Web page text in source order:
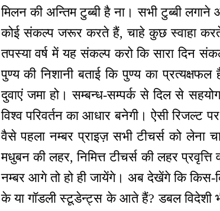
मिलन की अन्तिम टुब्बी है ना। सभी टुब्बी
कोई संकल्प जरूर करते हैं, चाहे कुछ स्वाहा
तपस्या वर्ष में यह संकल्प करो कि सारा दिन
पुण्य की निशानी बताई कि पुण्य का
दुवाएं जमा हो। सम्बन्ध-सम्पर्क से दिल से
विश्व परिवर्तन का आधार बनेगी। ऐसी रिजल्ट
वैसे पहला नम्बर प्राइज़ सभी टीचर्स को लेना
मधुबन की लहर, निमित्त टीचर्स की लहर
नम्बर आगे तो हो ही जायेंगे। अब देखेंगे कि
के या गॉडली स्टूडेन्ट्स के आते हैं? डबल विदेशी